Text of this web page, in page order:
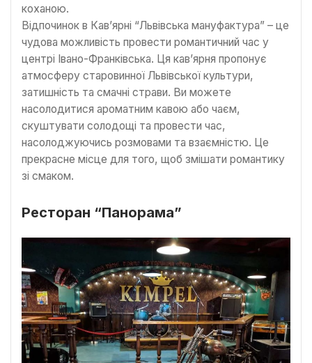
коханою.
Відпочинок в Кав’ярні “Львівська мануфактура” – це
чудова можливість провести романтичний час у
центрі Івано-Франківська. Ця кав’ярня пропонує
атмосферу старовинної Львівської культури,
затишність та смачні страви. Ви можете
насолодитися ароматним кавою або чаєм,
скуштувати солодощі та провести час,
насолоджуючись розмовами та взаємністю. Це
прекрасне місце для того, щоб змішати романтику
зі смаком.
Ресторан “Панорама”